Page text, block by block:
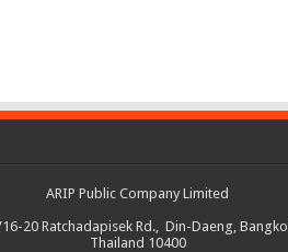
ARIP Public Company Limited
20 Ratchadapisek Rd., Din-Daeng,
Thailand 10400